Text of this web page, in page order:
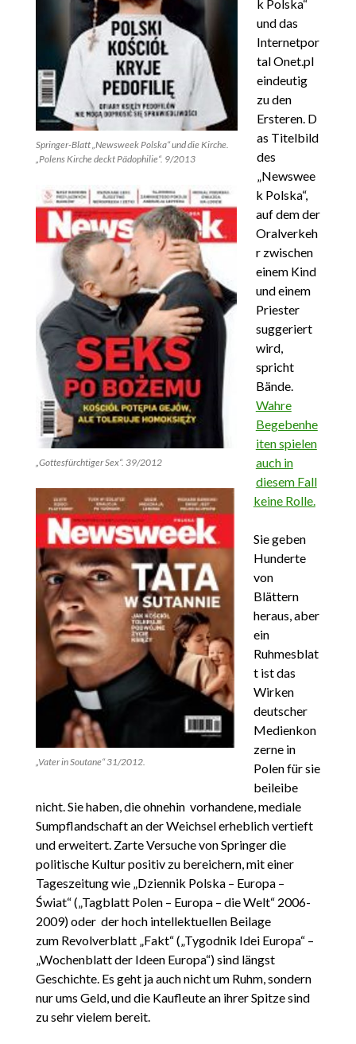
Springer-Blatt „Newsweek Polska“ und die Kirche.
„Polens Kirche deckt Pädophilie“. 9/2013
„Gottesfürchtiger Sex“. 39/2012
„Vater in Soutane“ 31/2012.
k Polska“
und das
Internetpor
tal Onet.pl
eindeutig
zu den
Ersteren. D
as Titelbild
des
„Newswee
k Polska“,
auf dem der
Oralverkeh
r zwischen
einem Kind
und einem
Priester
suggeriert
wird,
spricht
Bände.
Wahre
Begebenhe
iten spielen
auch in
diesem Fall
keine Rolle.
Sie geben
Hunderte
von
Blättern
heraus, aber
ein
Ruhmesblat
t ist das
Wirken
deutscher
Medienkon
zerne in
Polen für sie
beileibe
nicht. Sie haben, die ohnehin vorhandene, mediale
Sumpflandschaft an der Weichsel erheblich vertieft
und erweitert. Zarte Versuche von Springer die
politische Kultur positiv zu bereichern, mit einer
Tageszeitung wie „Dziennik Polska – Europa –
Świat“ („Tagblatt Polen – Europa – die Welt“ 2006-
2009) oder der hoch intellektuellen Beilage
zum Revolverblatt „Fakt“ („Tygodnik Idei Europa“ –
„Wochenblatt der Ideen Europa“) sind längst
Geschichte. Es geht ja auch nicht um Ruhm, sondern
nur ums Geld, und die Kaufleute an ihrer Spitze sind
zu sehr vielem bereit.